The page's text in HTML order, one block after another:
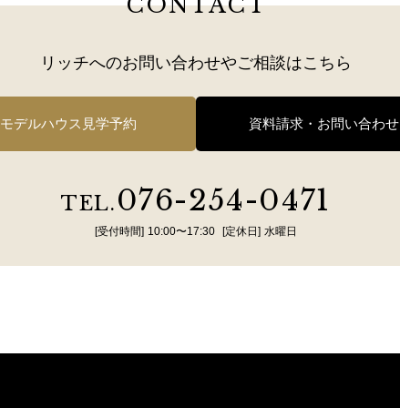
CONTACT
リッチへのお問い合わせやご相談はこちら
モデルハウス見学予約 資料請求・お問い合わせ
TEL.076-254-0471
[受付時間] 10:00〜17:30 [定休日] 水曜日